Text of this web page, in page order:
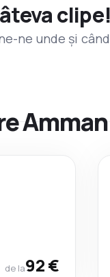
clipe!
ne unde și
Amman
de la92 €